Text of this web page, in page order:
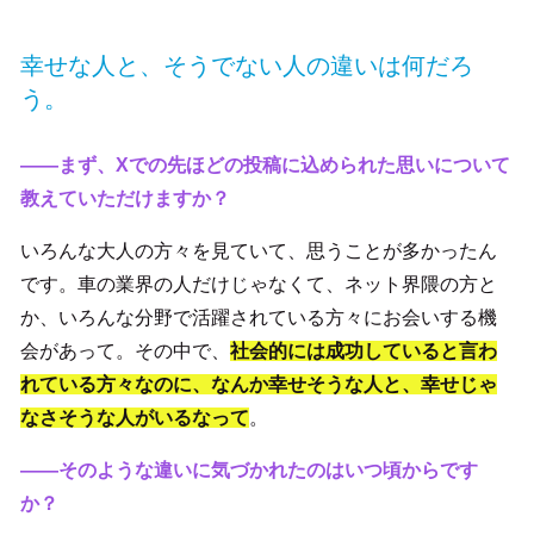
幸せな人と、そうでない人の違いは何だろ
う。
――まず、Xでの先ほどの投稿に込められた思いについて
教えていただけますか？
いろんな大人の方々を見ていて、思うことが多かったん
です。車の業界の人だけじゃなくて、ネット界隈の方と
か、いろんな分野で活躍されている方々にお会いする機
会があって。その中で、 社会的には成功していると言わ
れている方々なのに、なんか幸せそうな人と、幸せじゃ
なさそうな人がいるなって。
――そのような違いに気づかれたのはいつ頃からです
か？